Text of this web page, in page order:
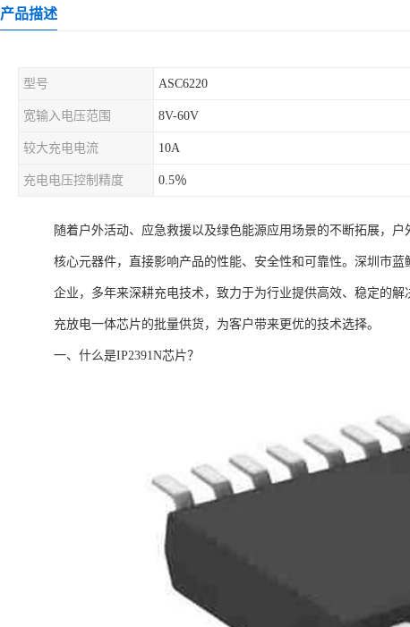
产品描述
型号 ASC6220
宽输入电压范围 8V-60V
较大充电电流 10A
充电电压控制精度 0.5％
随着户外活动、应急救援以及绿色能源应用场景的不断拓展，
核心元器件，直接影响产品的性能、安全性和可靠性。深圳市
企业，多年来深耕充电技术，致力于为行业提供高效、稳定的
充放电一体芯片的批量供货，为客户带来更优的技术选择。
一、什么是IP2391N芯片？